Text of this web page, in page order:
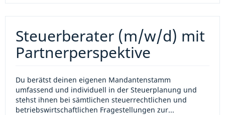
Steuerberater (m/w/d) mit
Partnerperspektive
Du berätst deinen eigenen Mandantenstamm
umfassend und individuell in der Steuerplanung und
stehst ihnen bei sämtlichen steuerrechtlichen und
betriebswirtschaftlichen Fragestellungen zur...